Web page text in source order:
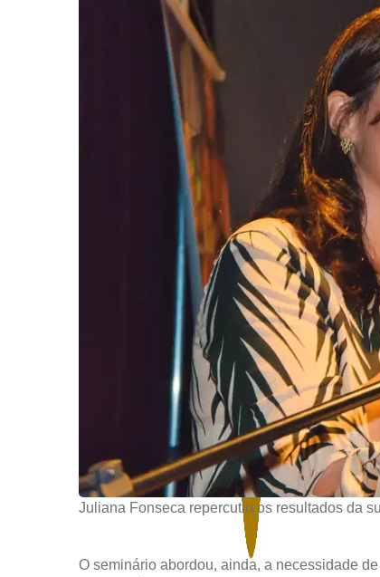
Juliana Fonseca repercutiu os resultados da
O seminário abordou, ainda, a necessidade